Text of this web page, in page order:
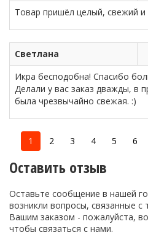
Товар пришёл целый, свежий
Светлана
Икра бесподобна! Спасибо
Делали у вас заказ дважды, в
была чрезвычайно свежая. :)
1 2 3 4 5 6
Оставить отзыв
Оставьте сообщение в нашей
возникли вопросы, связанные с
Вашим заказом - пожалуйста,
чтобы связаться с нами.